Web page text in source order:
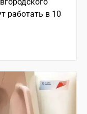
работать в 10